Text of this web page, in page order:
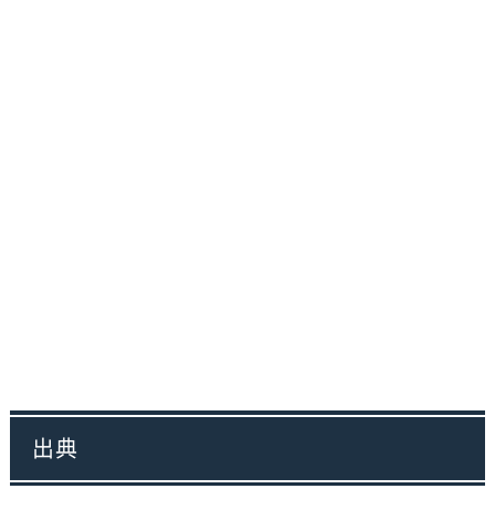
出典